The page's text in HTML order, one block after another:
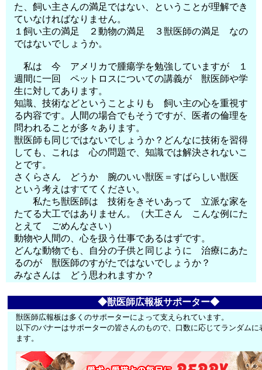
た、飼い主さんの満足ではない、ということが理解でき
ていなければなりません。
１飼い主の満足 ２動物の満足 ３獣医師の満足 なの
ではないでしょうか。
私は 今 アメリカで腫瘍学を勉強していますが １
週間に一回 ペットロスについての講義が 獣医師や学
生に対してあります。
知識、技術などということよりも 飼い主の心を重視す
る内容です。人間の場合でもそうですが、医者の倫理を
問われることが多々あります。
獣医師も同じではないでしょうか？どんなに技術を習得
しても、これは 心の問題で、知識では解決されないこ
とです。
さくらさん どうか 腕のいい獣医＝すばらしい獣医
という考えはすててください。
私たち獣医師は 技術をきそいあって 立派な家を
たてる大工ではありません。（大工さん こんな例にた
とえて ごめんなさい）
動物や人間の、心を扱う仕事であるはずです。
どんな動物でも、自分の子供と同じように 治療にあた
るのが 獣医師のすがたではないでしょうか？
みなさんは どう思われますか？
◆獣医師広報板サポーター◆
獣医師広報板は多くのサポーターによって支えられています。
以下のバナーはサポーターの皆さんのもので、口数に応じてランダムに
ます。